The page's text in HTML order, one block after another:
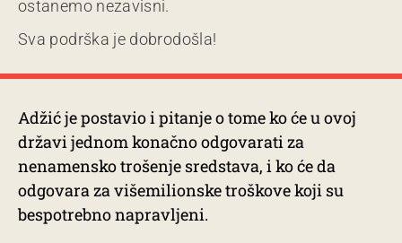
ostanemo nezavisni.
Sva podrška je dobrodošla!
Adžić je postavio i pitanje o tome ko će u ovoj
državi jednom konačno odgovarati za
nenamensko trošenje sredstava, i ko će da
odgovara za višemilionske troškove koji su
bespotrebno napravljeni.